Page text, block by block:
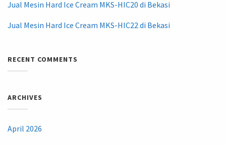
Jual Mesin Hard Ice Cream MKS-HIC20 di Bekasi
Jual Mesin Hard Ice Cream MKS-HIC22 di Bekasi
RECENT COMMENTS
ARCHIVES
April 2026